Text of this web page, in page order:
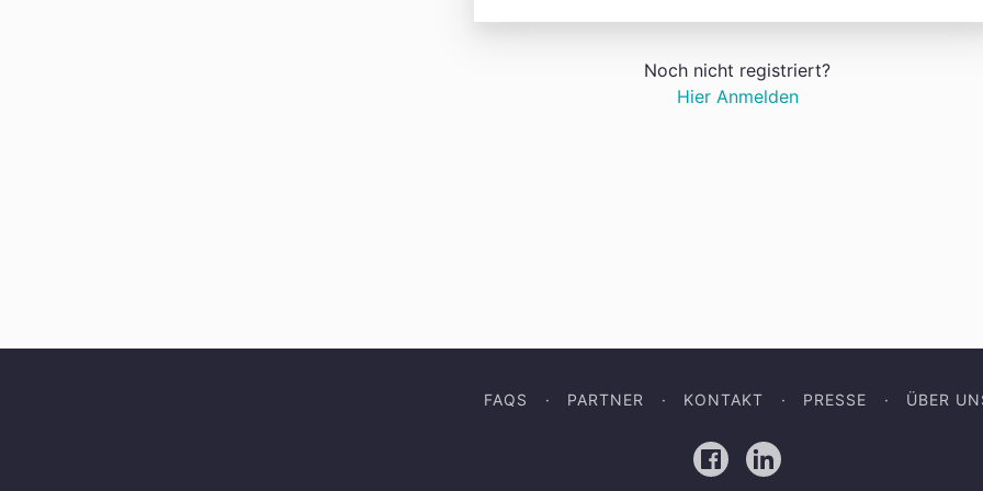
Noch nicht registriert?
Hier Anmelden
FAQS PARTNER KONTAKT PRESSE ÜBER
FacebookLinkedIn